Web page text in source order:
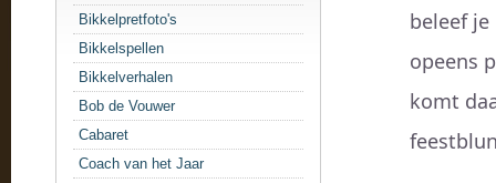
Bikkelpretfoto's
Bikkelspellen
Bikkelverhalen
Bob de Vouwer
Cabaret
Coach van het Jaar
beleef
opeens
komt